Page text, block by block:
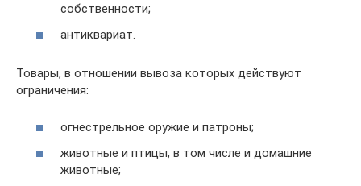
собственности;
антиквариат.
Товары, в отношении вывоза которых действуют
ограничения:
огнестрельное оружие и патроны;
животные и птицы, в том числе и домашние
животные;